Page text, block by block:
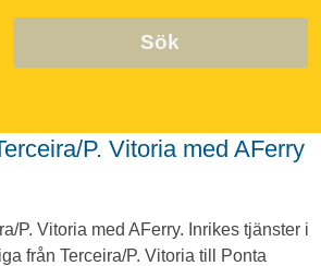
Sök
P. Vitoria med AFerry
P. Vitoria med AFerry. Inrikes tjänster i
från Terceira/P. Vitoria till Ponta